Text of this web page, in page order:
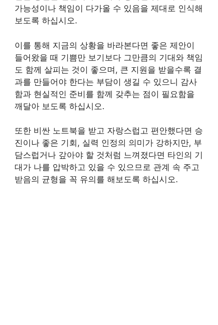
가능성이나 책임이 다가올 수 있음을 제대로 인식해
보도록 하십시오.
이를 통해 지금의 상황을 바라본다면 좋은 제안이
들어왔을 때 기쁨만 보기보다 그만큼의 기대와 책임
도 함께 살피는 것이 좋으며, 큰 지원을 받을수록 결
과를 만들어야 한다는 부담이 생길 수 있으니 감사
함과 현실적인 준비를 함께 갖추는 점이 필요함을
깨달아 보도록 하십시오.
또한 비싼 노트북을 받고 자랑스럽고 편안했다면 승
진이나 좋은 기회, 실력 인정의 의미가 강하지만, 부
담스럽거나 갚아야 할 것처럼 느껴졌다면 타인의 기
대가 나를 압박하고 있을 수 있으므로 관계 속 주고
받음의 균형을 꼭 유의를 해보도록 하십시오.